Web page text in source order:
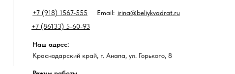
+7 (918) 1567-555
+7 (86133) 5-60-93
Наш адрес:
Краснодарский край, г. Анапа, ул. Горького, 8
irina@beliykvadrat.ru
Email: